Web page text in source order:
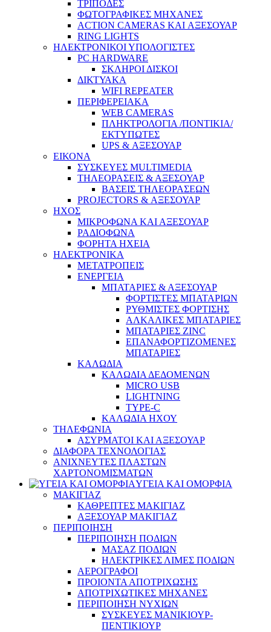
ΤΡΙΠΟΔΕΣ
ΦΩΤΟΓΡΑΦΙΚΕΣ ΜΗΧΑΝΕΣ
ACTION CAMERAS KAI ΑΞΕΣΟΥΑΡ
RING LIGHTS
ΗΛΕΚΤΡΟΝΙΚΟΙ ΥΠΟΛΟΓΙΣΤΕΣ
PC HARDWARE
ΣΚΛΗΡΟΙ ΔΙΣΚΟΙ
ΔΙΚΤΥΑΚΑ
WIFI REPEATER
ΠΕΡΙΦΕΡΕΙΑΚΑ
WEB CAMERAS
ΠΛΗΚΤΡΟΛΟΓΙΑ /ΠΟΝΤΙΚΙΑ/
ΕΚΤΥΠΩΤΕΣ
UPS & ΑΞΕΣΟΥΑΡ
ΕΙΚΟΝΑ
ΣΥΣΚΕΥΕΣ MULTIMEDIA
ΤΗΛΕΟΡΑΣΕΙΣ & ΑΞΕΣΟΥΑΡ
ΒΑΣΕΙΣ ΤΗΛΕΟΡΑΣΕΩΝ
PROJECTORS & ΑΞΕΣΟΥΑΡ
ΗΧΟΣ
ΜΙΚΡΟΦΩΝΑ ΚΑΙ ΑΞΕΣΟΥΑΡ
ΡΑΔΙΟΦΩΝΑ
ΦΟΡΗΤΑ ΗΧΕΙΑ
ΗΛΕΚΤΡΟΝΙΚΑ
ΜΕΤΑΤΡΟΠΕΙΣ
ΕΝΕΡΓΕΙΑ
ΜΠΑΤΑΡΙΕΣ & ΑΞΕΣΟΥΑΡ
ΦΟΡΤΙΣΤΕΣ ΜΠΑΤΑΡΙΩΝ
ΡΥΘΜΙΣΤΕΣ ΦΟΡΤΙΣΗΣ
ΑΛΚΑΛΙΚΕΣ ΜΠΑΤΑΡΙΕΣ
ΜΠΑΤΑΡΙΕΣ ZINC
ΕΠΑΝΑΦΟΡΤΙΖΟΜΕΝΕΣ
ΜΠΑΤΑΡΙΕΣ
ΚΑΛΩΔΙΑ
ΚΑΛΩΔΙΑ ΔΕΔΟΜΕΝΩΝ
MICRO USB
LIGHTNING
TYPE-C
ΚΑΛΩΔΙΑ ΗΧΟΥ
ΤΗΛΕΦΩΝΙΑ
ΑΣΥΡΜΑΤΟΙ ΚΑΙ ΑΞΕΣΟΥΑΡ
ΔΙΑΦΟΡΑ ΤΕΧΝΟΛΟΓΙΑΣ
ΑΝΙΧΝΕΥΤΕΣ ΠΛΑΣΤΩΝ
ΧΑΡΤΟΝΟΜΙΣΜΑΤΩΝ
ΥΓΕΙΑ ΚΑΙ ΟΜΟΡΦΙΑ
ΜΑΚΙΓΙΑΖ
ΚΑΘΡΕΠΤΕΣ ΜΑΚΙΓΙΑΖ
ΑΞΕΣΟΥΑΡ ΜΑΚΙΓΙΑΖ
ΠΕΡΙΠΟΙΗΣΗ
ΠΕΡΙΠΟΙΗΣΗ ΠΟΔΙΩΝ
ΜΑΣΑΖ ΠΟΔΙΩΝ
ΗΛΕΚΤΡΙΚΕΣ ΛΙΜΕΣ ΠΟΔΙΩΝ
ΑΕΡΟΓΡΑΦΟΙ
ΠΡΟΙΟΝΤΑ ΑΠΟΤΡΙΧΩΣΗΣ
ΑΠΟΤΡΙΧΩΤΙΚΕΣ ΜΗΧΑΝΕΣ
ΠΕΡΙΠΟΙΗΣΗ ΝΥΧΙΩΝ
ΣΥΣΚΕΥΕΣ ΜΑΝΙΚΙΟΥΡ-
ΠΕΝΤΙΚΙΟΥΡ